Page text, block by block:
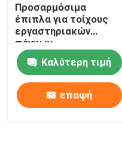
Προσαρμόσιμα
έπιπλα για τοίχους
εργαστηριακών
πάγκων
W750*H850mm Χημικά
ανθεκτικάΚαλύτερη τιμή
επαφή